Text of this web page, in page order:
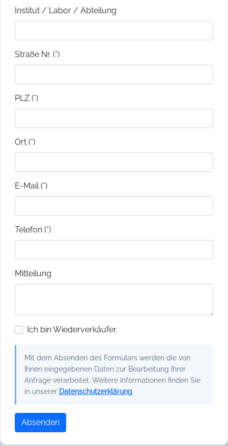
Institut / Labor / Abteilung
Straße Nr. (*)
PLZ (*)
Ort (*)
E-Mail (*)
Telefon (*)
Mitteilung
Ich bin Wiederverkäufer.
Mit dem Absenden des Formulars werden die von
Ihnen eingegebenen Daten zur Bearbeitung Ihrer
Anfrage verarbeitet. Weitere Informationen finden Sie
in unserer Datenschutzerklärung.
Absenden